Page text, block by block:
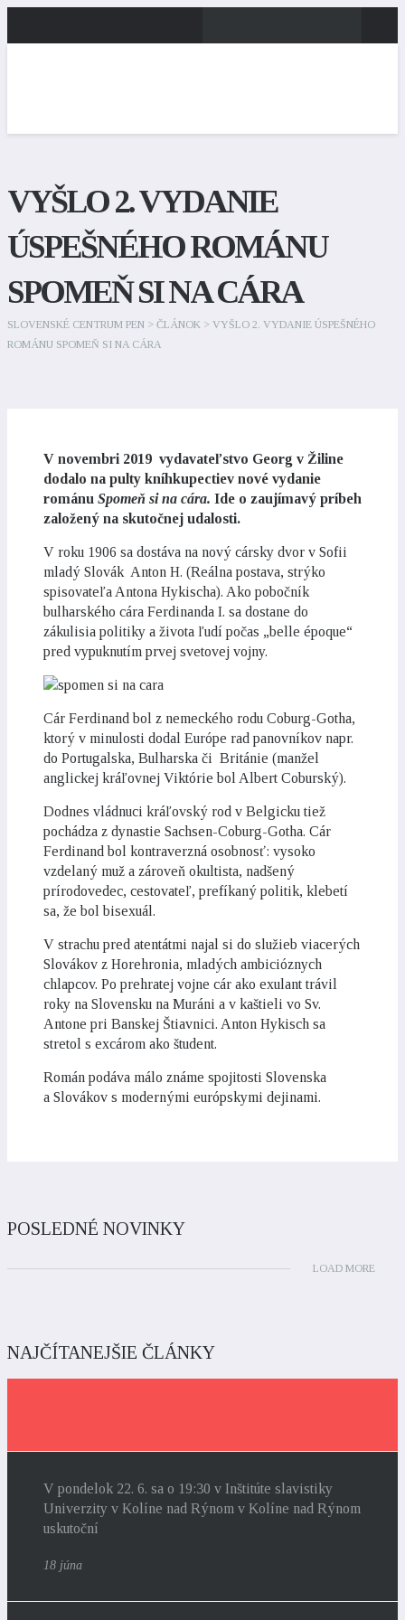
VYŠLO 2. VYDANIE
ÚSPEŠNÉHO ROMÁNU
SPOMEŇ SI NA CÁRA
SLOVENSKÉ CENTRUM PEN > ČLÁNOK > VYŠLO 2. VYDANIE ÚSPEŠNÉHO
ROMÁNU SPOMEŇ SI NA CÁRA
V novembri 2019 vydavateľstvo Georg v Žiline
dodalo na pulty kníhkupectiev nové vydanie
románu Spomeň si na cára. Ide o zaujímavý príbeh
založený na skutočnej udalosti.
V roku 1906 sa dostáva na nový cársky dvor v Sofii
mladý Slovák Anton H. (Reálna postava, strýko
spisovateľa Antona Hykischa). Ako pobočník
bulharského cára Ferdinanda I. sa dostane do
zákulisia politiky a života ľudí počas „belle époque“
pred vypuknutím prvej svetovej vojny.
Cár Ferdinand bol z nemeckého rodu Coburg-Gotha,
ktorý v minulosti dodal Európe rad panovníkov napr.
do Portugalska, Bulharska či Británie (manžel
anglickej kráľovnej Viktórie bol Albert Coburský).
Dodnes vládnuci kráľovský rod v Belgicku tiež
pochádza z dynastie Sachsen-Coburg-Gotha. Cár
Ferdinand bol kontraverzná osobnosť: vysoko
vzdelaný muž a zároveň okultista, nadšený
prírodovedec, cestovateľ, prefíkaný politik, klebetí
sa, že bol bisexuál.
V strachu pred atentátmi najal si do služieb viacerých
Slovákov z Horehronia, mladých ambicióznych
chlapcov. Po prehratej vojne cár ako exulant trávil
roky na Slovensku na Muráni a v kaštieli vo Sv.
Antone pri Banskej Štiavnici. Anton Hykisch sa
stretol s excárom ako študent.
Román podáva málo známe spojitosti Slovenska
a Slovákov s modernými európskymi dejinami.
POSLEDNÉ NOVINKY
LOAD MORE
NAJČÍTANEJŠIE ČLÁNKY
V pondelok 22. 6. sa o 19:30 v Inštitúte slavistiky
Univerzity v Kolíne nad Rýnom v Kolíne nad Rýnom
uskutoční
18 júna